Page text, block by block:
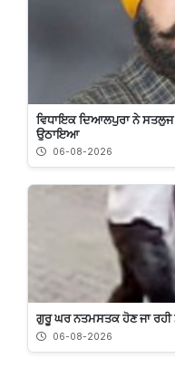
ਵਿਧਾਇਕ ਦਿਆਲਪੁਰਾ ਨੇ ਸਤਲੁਜ
ਉਠਾਇਆ
06-08-2026
ਗੁਰੂ ਘਰ ਨਤਮਸਤਕ ਹੋਣ ਜਾ ਰਹੀ
06-08-2026